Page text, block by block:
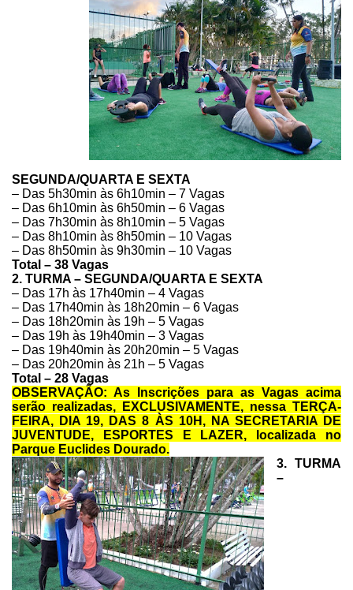
SEGUNDA/QUARTA E SEXTA
– Das 5h30min às 6h10min – 7 Vagas
– Das 6h10min às 6h50min – 6 Vagas
– Das 7h30min às 8h10min – 5 Vagas
– Das 8h10min às 8h50min – 10 Vagas
– Das 8h50min às 9h30min – 10 Vagas
Total – 38 Vagas
2. TURMA – SEGUNDA/QUARTA E SEXTA
– Das 17h às 17h40min – 4 Vagas
– Das 17h40min às 18h20min – 6 Vagas
– Das 18h20min às 19h – 5 Vagas
– Das 19h às 19h40min – 3 Vagas
– Das 19h40min às 20h20min – 5 Vagas
– Das 20h20min às 21h – 5 Vagas
Total – 28 Vagas
OBSERVAÇÃO: As Inscrições para as Vagas acima
serão realizadas, EXCLUSIVAMENTE, nessa TERÇA-
FEIRA, DIA 19, DAS 8 ÀS 10H, NA SECRETARIA DE
JUVENTUDE, ESPORTES E LAZER, localizada no
Parque Euclides Dourado.
3. TURMA
–